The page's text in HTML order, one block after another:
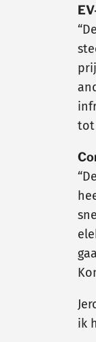
tot
ik